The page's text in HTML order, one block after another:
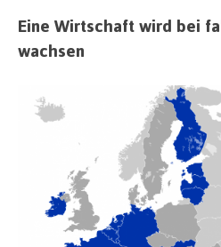
Eine Wirtschaft wird bei
wachsen